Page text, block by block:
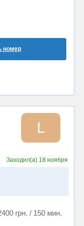
номер
L
Заходил(а) 18 ноября
грн. / 150 мин.